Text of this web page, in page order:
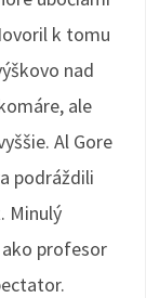
k tomu
nad
ale
Al Gore
podráždili
Minulý
profesor